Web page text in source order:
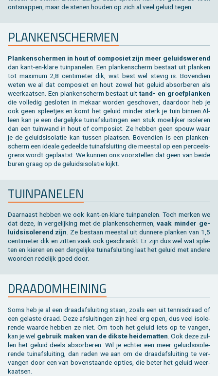
ont­snap­pen, maar de ste­nen hou­den op zich al veel ge­luid tegen.
PLAN­KEN­SCHER­MEN
Plan­ken­scher­men in hout of com­po­siet zijn meer ge­luids­we­rend
dan kant-en-klare tuin­pa­ne­len. Een plan­ken­scherm be­staat uit plan­ken
tot maxi­mum 2,8 cen­ti­me­ter dik, wat best wel ste­vig is. Bo­ven­dien
weten we al dat com­po­siet en hout zowel het ge­luid ab­sor­be­ren als
weer­kaat­sen. Een plan­ken­scherm be­staat uit tand- en groef­plan­ken
die vol­le­dig ge­slo­ten in me­kaar wor­den ge­scho­ven, daar­door heb je
ook geen splee­tjes en komt het ge­luid min­der sterk je tuin bin­nen.Al­
leen kan je een der­ge­lij­ke tuin­af­slui­tin­gen een stuk moei­lij­ker iso­le­ren
dan een tuin­wand in hout of com­po­siet. Ze heb­ben geen spouw waar
je de ge­luids­iso­la­tie kan tus­sen plaat­sen. Bo­ven­dien is een plan­ken­
scherm een ide­a­le ge­deel­de tuin­af­slui­ting die mee­st­al op een per­ceels­
grens wordt ge­plaatst. We kun­nen ons voor­stel­len dat geen van beide
buren graag op de ge­luids­iso­la­tie kijkt.
TUIN­PA­NE­LEN
Daar­naast heb­ben we ook kant-en-klare tuin­pa­ne­len. Toch mer­ken we
dat deze, in ver­ge­lij­king met de plan­ken­scher­men, vaak min­der ge­
luids­iso­le­rend zijn. Ze be­staan mee­st­al uit dun­ne­re plan­ken van 1,5
cen­ti­me­ter dik en zit­ten vaak ook ge­schrankt. Er zijn dus wel wat sple­
ten en kie­ren en een der­ge­lij­ke tuin­af­slui­ting laat het ge­luid met an­de­re
woor­den re­de­lijk goed door.
DRAAD­OM­HEI­NING
Soms heb je al een draad­af­slui­ting staan, zoals een uit ten­nis­draad of
een ge­las­te draad. Deze af­slui­tin­gen zijn heel erg open, dus veel iso­le­
ren­de waar­de heb­ben ze niet. Om toch het ge­luid iets op te van­gen,
kan je wel ge­bruik maken van de dik­s­te hei­de­mat­ten . Ook deze zul­
len het ge­luid deels ab­sor­be­ren. Wil je ech­ter een meer ge­luids­iso­le­
ren­de tuin­af­slui­ting, dan raden we aan om de draad­af­slui­ting te ver­
van­gen door een van bo­ven­staan­de op­ties, die beter het ge­luid weer­
kaat­sen.